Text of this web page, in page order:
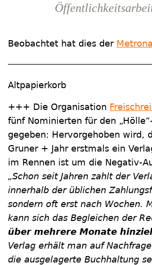
Beobachtet hat dies der
Altpapierkorb
+++ Die Organisation
fünf Nominierten für den
gegeben: Hervorgehoben wird,
Gruner + Jahr erstmals ein
im Rennen ist um die Negativ-
„Schon seit Jahren zahlt der
innerhalb der üblichen
sondern oft erst nach Wochen.
kann sich das Begleichen der
über mehrere Monate
Verlag erhält man auf
die ausgelagerte Buchhaltung